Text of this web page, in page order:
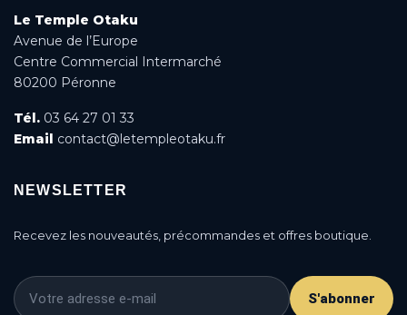
Le Temple Otaku
Avenue de l’Europe
Centre Commercial Intermarché
80200 Péronne
Tél. 03 64 27 01 33
Email contact@letempleotaku.fr
NEWSLETTER
Recevez les nouveautés, précommandes et offres boutique.
S'abonner